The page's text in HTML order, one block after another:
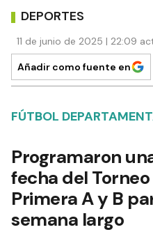
DEPORTES
11 de junio de 2025 | 22:09
Añadir como fuente en
FÚTBOL
Programaron
fecha del
Primera A y B
semana largo